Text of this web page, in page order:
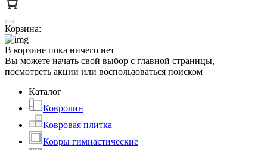
Корзина:
В корзине пока ничего нет
Вы можете начать свой выбор с главной страницы,
посмотреть акции или воспользоваться поиском
Каталог
Ковролин
Ковровая плитка
Ковры гимнастические